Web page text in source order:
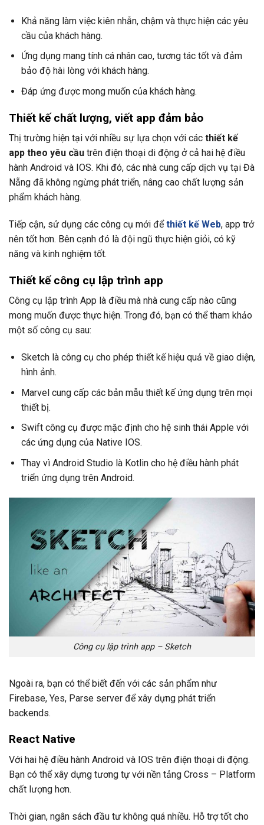
Khả năng làm việc kiên nhẫn, chậm và thực hiện các yêu
cầu của khách hàng.
Ứng dụng mang tính cá nhân cao, tương tác tốt và đảm
bảo độ hài lòng với khách hàng.
Đáp ứng được mong muốn của khách hàng.
Thiết kế chất lượng, viết app đảm bảo
Thị trường hiện tại với nhiều sự lựa chọn với các thiết kế
app theo yêu cầu trên điện thoại di động ở cả hai hệ điều
hành Android và IOS. Khi đó, các nhà cung cấp dịch vụ tại Đà
Nẵng đã không ngừng phát triển, nâng cao chất lượng sản
phẩm khách hàng.
Tiếp cận, sử dụng các công cụ mới đểthiết kế Web, app trở
nên tốt hơn. Bên cạnh đó là đội ngũ thực hiện giỏi, có kỹ
năng và kinh nghiệm tốt.
Thiết kế công cụ lập trình app
Công cụ lập trình App là điều mà nhà cung cấp nào cũng
mong muốn được thực hiện. Trong đó, bạn có thể tham khảo
một số công cụ sau:
Sketch là công cụ cho phép thiết kế hiệu quả về giao diện,
hình ảnh.
Marvel cung cấp các bản mẫu thiết kế ứng dụng trên mọi
thiết bị.
Swift công cụ được mặc định cho hệ sinh thái Apple với
các ứng dụng của Native IOS.
Thay vì Android Studio là Kotlin cho hệ điều hành phát
triển ứng dụng trên Android.
Công cụ lập trình app – Sketch
Ngoài ra, bạn có thể biết đến với các sản phẩm như
Firebase, Yes, Parse server để xây dựng phát triển
backends.
React Native
Với hai hệ điều hành Android và IOS trên điện thoại di động.
Bạn có thể xây dựng tương tự với nền tảng Cross – Platform
chất lượng hơn.
Thời gian, ngân sách đầu tư không quá nhiều. Hỗ trợ tốt cho